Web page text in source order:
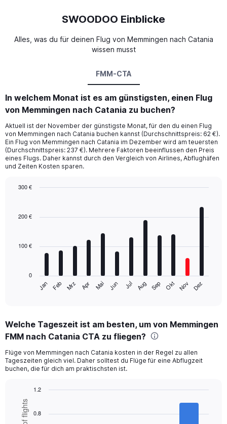
SWOODOO Einblicke
Alles, was du für deinen Flug von Memmingen nach Catania
wissen musst
FMM-CTA
In welchem Monat ist es am günstigsten, einen Flug
von Memmingen nach Catania zu buchen?
Aktuell ist der November der günstigste Monat, für den du einen Flug
von Memmingen nach Catania buchen kannst (Durchschnittspreis: 62 €).
Ein Flug von Memmingen nach Catania im Dezember wird am teuersten
(Durchschnittspreis: 237 €). Mehrere Faktoren beeinflussen den Preis
eines Flugs. Daher kannst durch den Vergleich von Airlines, Abflughäfen
und Zeiten Kosten sparen.
with
The
Range:
12
The
chart
axis
displaying
Jan Feb Mrz Apr Mai Jun Jul Aug Sep Okt Nov Dez
0
100 €
200 €
300 €
Welche Tageszeit ist am besten, um von Memmingen
FMM nach Catania CTA zu fliegen?
Flüge von Memmingen nach Catania kosten in der Regel zu allen
Tageszeiten gleich viel. Daher solltest du Flüge für eine Abflugzeit
buchen, die für dich am praktischsten ist.
Bar
chart
with
Chart
graphic.
0.8
1.2